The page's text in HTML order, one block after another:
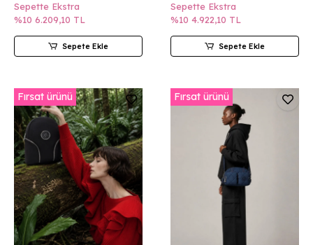
Sepette Ekstra
%10 6.209,10 TL
Sepete Ekle
Sepette Ekstra
%10 4.922,10 TL
Sepete Ekle
Fırsat ürünü Fırsat ürünü